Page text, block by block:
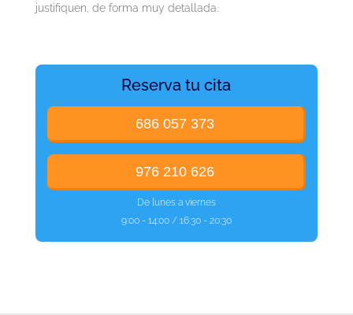
justifiquen, de forma muy detallada.
Reserva tu cita
686 057 373
976 210 626
De lunes a viernes
9:00 - 14:00 / 16:30 - 20:30